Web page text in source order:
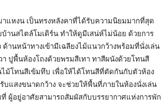
แหงน เป็นทรงหลังคาที่ได้รับความนิยมมากที่สุด
านสไตล์โมเดิร์น ทำให้ดูมีเสน่ห์ไม่น้อย ด้วยการ
านหน้าทางเข้ามีเฉลียงไม้แนวกว้างพร้อมที่นั่งเล่น
ปูพื้นห้องโถงด้วยพรมสีเทา ทาสีผนังด้วยโทนสี
ไม้โทนสีเข้มทึบ เพื่อให้ได้โทนสีที่ตัดกันกับตัวห้อง
แสงขนาดกว้าง จะช่วยให้พื้นที่ภายในห้องนั่งเล่น
ผู้อยู่อาศัยสามารถสัมผัสกับบรรยากาศแห่งการพัก